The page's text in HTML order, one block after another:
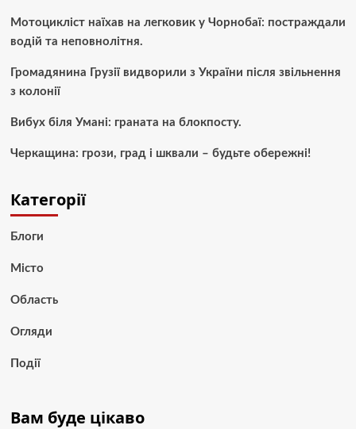
Мотоцикліст наїхав на легковик у Чорнобаї: постраждали
водій та неповнолітня.
Громадянина Грузії видворили з України після звільнення
з колонії
Вибух біля Умані: граната на блокпосту.
Черкащина: грози, град і шквали – будьте обережні!
Категорії
Блоги
Місто
Область
Огляди
Події
Вам буде цікаво